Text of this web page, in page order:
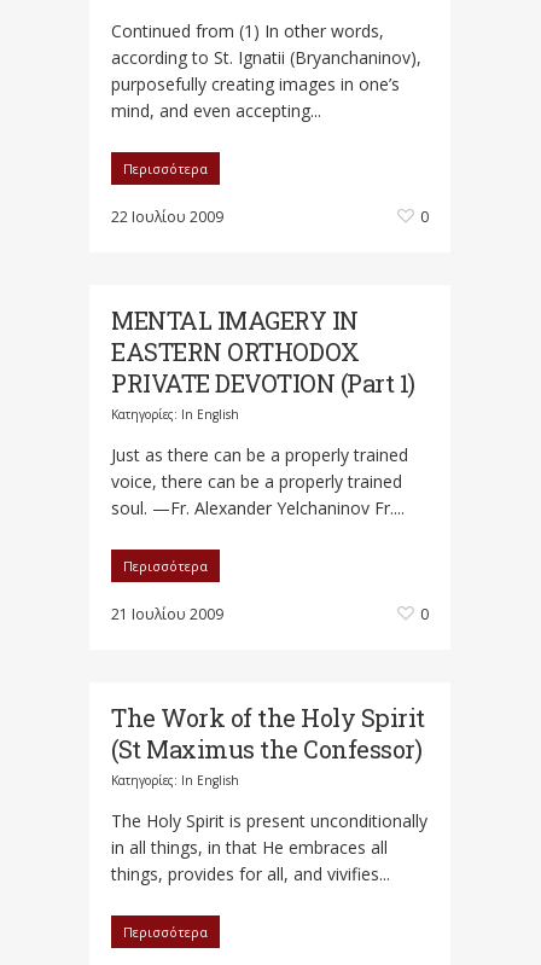
Continued from (1) In other words,
according to St. Ignatii (Bryanchaninov),
purposefully creating images in one’s
mind, and even accepting...
Περισσότερα
22 Ιουλίου 2009 0
MENTAL IMAGERY IN
EASTERN ORTHODOX
PRIVATE DEVOTION (Part 1)
Κατηγορίες: In English
Just as there can be a properly trained
voice, there can be a properly trained
soul. —Fr. Alexander Yelchaninov Fr....
Περισσότερα
21 Ιουλίου 2009 0
The Work of the Holy Spirit
(St Maximus the Confessor)
Κατηγορίες: In English
The Holy Spirit is present unconditionally
in all things, in that He embraces all
things, provides for all, and vivifies...
Περισσότερα